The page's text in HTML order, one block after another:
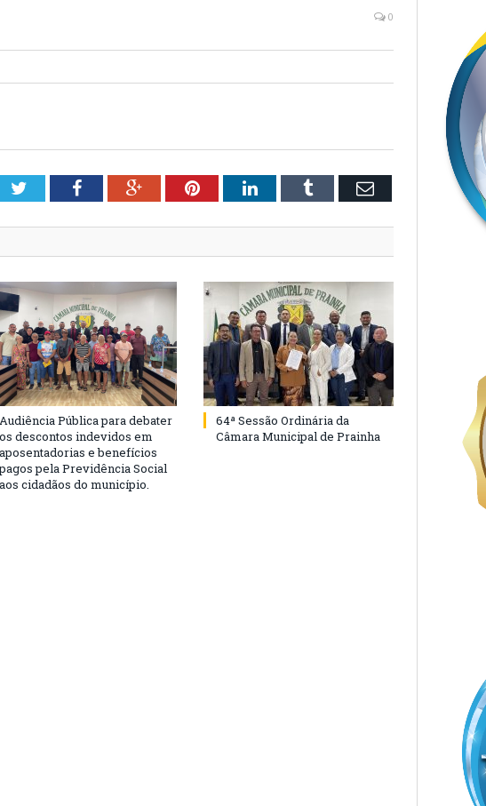
0
TwitterFacebookGoogle+PinterestLinkedInTumblr Email
Audiência Pública para debater
os descontos indevidos em
aposentadorias e benefícios
pagos pela Previdência Social
aos cidadãos do município.
64ª Sessão Ordinária da
Câmara Municipal de Prainha